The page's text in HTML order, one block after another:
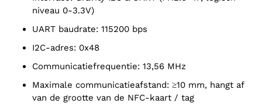
niveau 0-3.3V)
UART baudrate: 115200 bps
I2C-adres: 0x48
Communicatiefrequentie: 13,56 MHz
Maximale communicatieafstand: ≥10 mm, hangt af
van de grootte van de NFC-kaart / tag